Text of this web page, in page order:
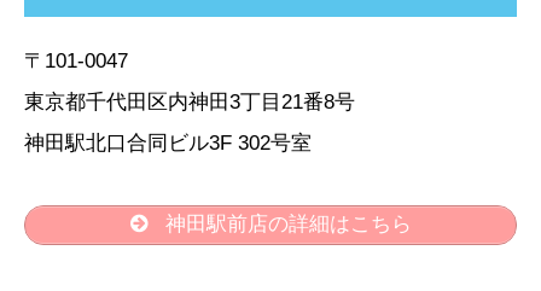
〒101-0047
東京都千代田区内神田3丁目21番8号
神田駅北口合同ビル3F 302号室
神田駅前店の詳細はこちら